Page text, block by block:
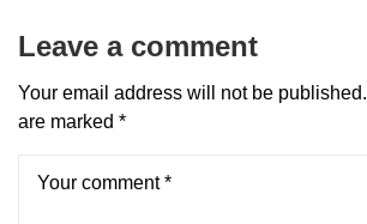
Leave a comment
Your email address will not be published.
are marked *